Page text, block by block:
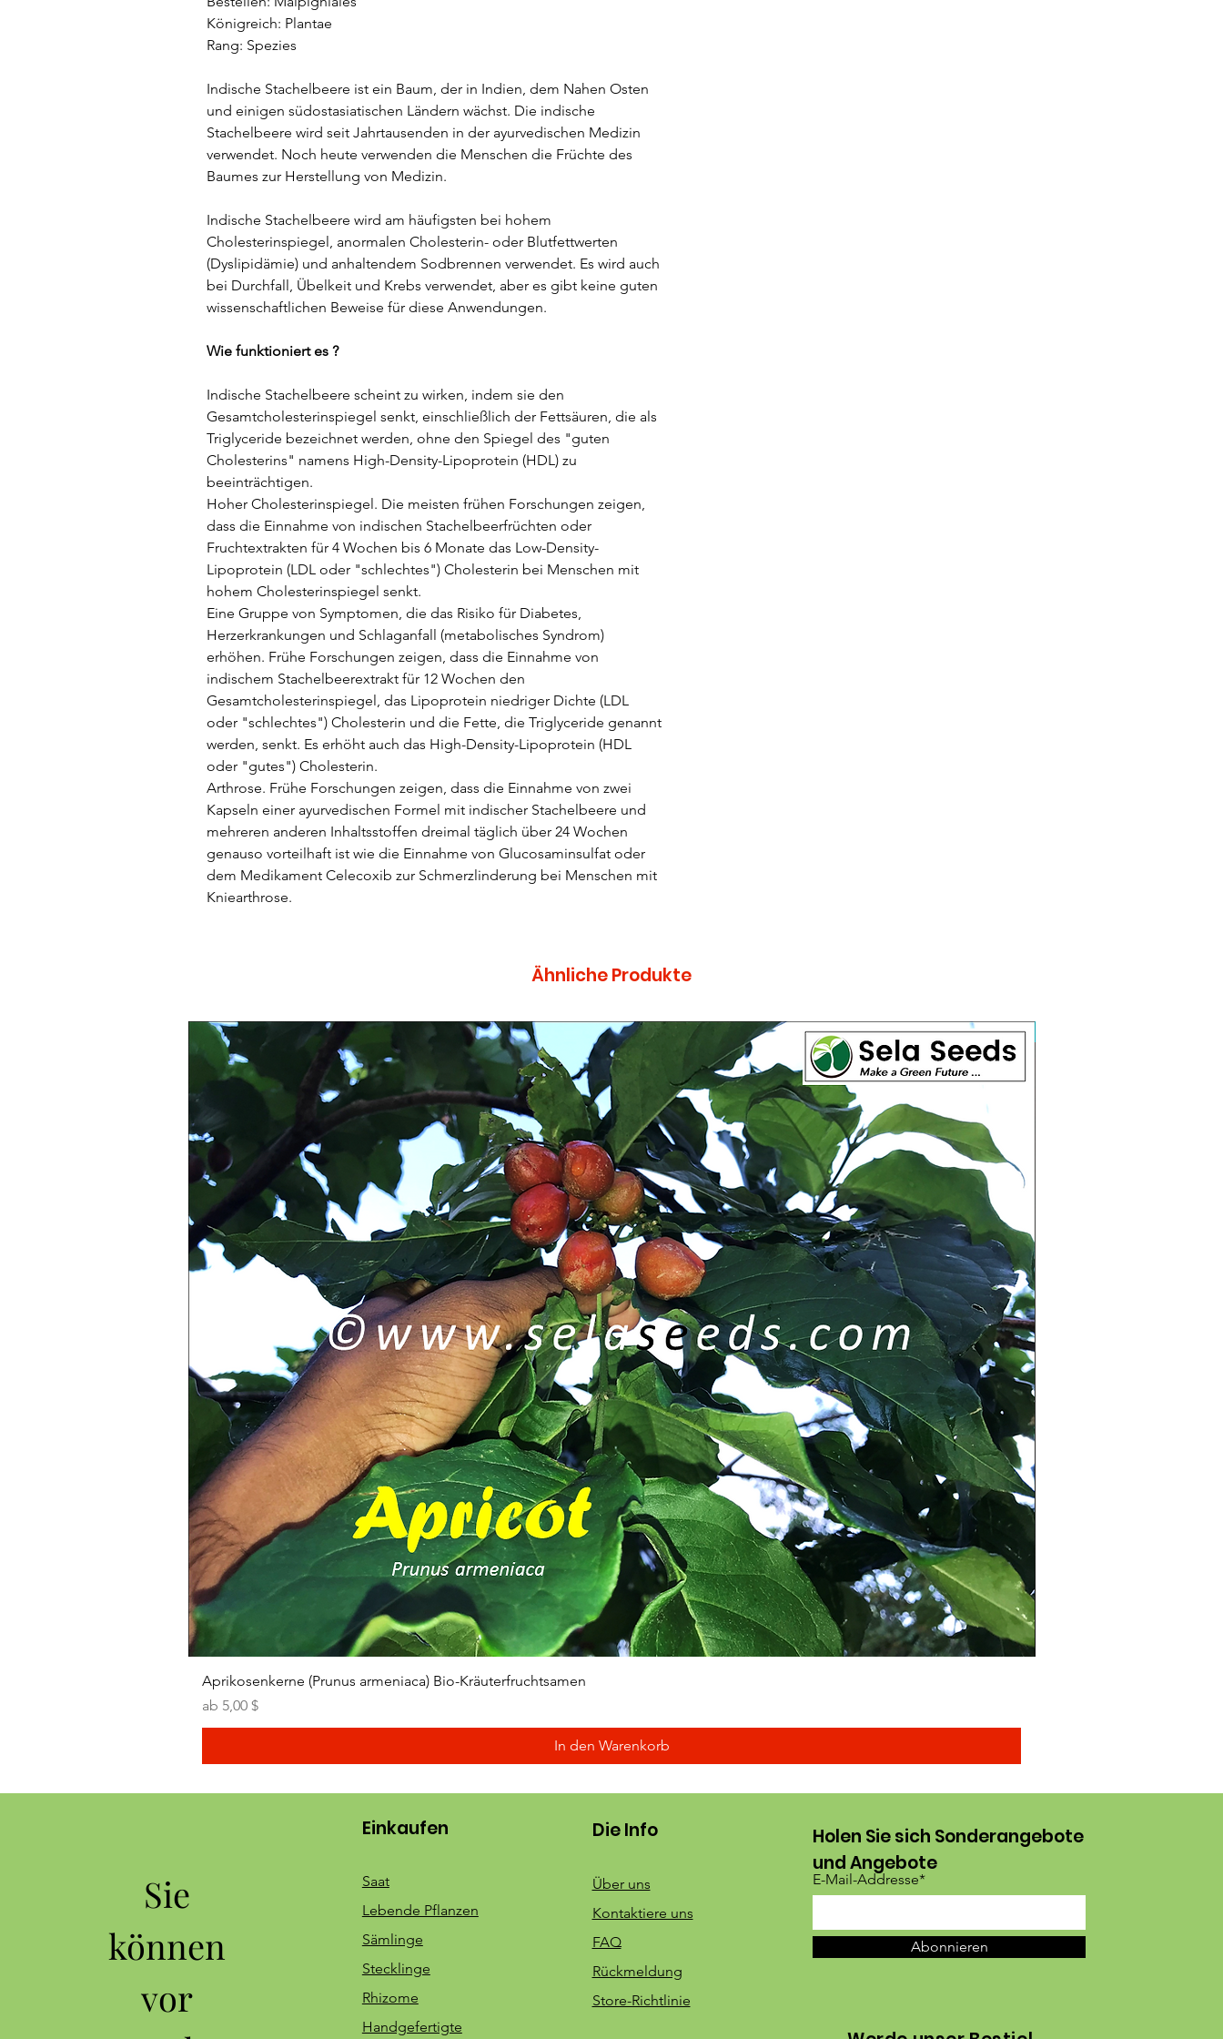
Königreich: Plantae
Rang: Spezies
Indische Stachelbeere ist ein Baum, der in Indien, dem Nahen Osten
und einigen südostasiatischen Ländern wächst. Die indische
Stachelbeere wird seit Jahrtausenden in der ayurvedischen Medizin
verwendet. Noch heute verwenden die Menschen die Früchte des
Baumes zur Herstellung von Medizin.
Indische Stachelbeere wird am häufigsten bei hohem
Cholesterinspiegel, anormalen Cholesterin- oder Blutfettwerten
(Dyslipidämie) und anhaltendem Sodbrennen verwendet. Es wird auch
bei Durchfall, Übelkeit und Krebs verwendet, aber es gibt keine guten
wissenschaftlichen Beweise für diese Anwendungen.
Wie funktioniert es ?
Indische Stachelbeere scheint zu wirken, indem sie den
Gesamtcholesterinspiegel senkt, einschließlich der Fettsäuren, die als
Triglyceride bezeichnet werden, ohne den Spiegel des "guten
Cholesterins" namens High-Density-Lipoprotein (HDL) zu
beeinträchtigen.
Hoher Cholesterinspiegel. Die meisten frühen Forschungen zeigen,
dass die Einnahme von indischen Stachelbeerfrüchten oder
Fruchtextrakten für 4 Wochen bis 6 Monate das Low-Density-
Lipoprotein (LDL oder "schlechtes") Cholesterin bei Menschen mit
hohem Cholesterinspiegel senkt.
Eine Gruppe von Symptomen, die das Risiko für Diabetes,
Herzerkrankungen und Schlaganfall (metabolisches Syndrom)
erhöhen. Frühe Forschungen zeigen, dass die Einnahme von
indischem Stachelbeerextrakt für 12 Wochen den
Gesamtcholesterinspiegel, das Lipoprotein niedriger Dichte (LDL
oder "schlechtes") Cholesterin und die Fette, die Triglyceride genannt
werden, senkt. Es erhöht auch das High-Density-Lipoprotein (HDL
oder "gutes") Cholesterin.
Arthrose. Frühe Forschungen zeigen, dass die Einnahme von zwei
Kapseln einer ayurvedischen Formel mit indischer Stachelbeere und
mehreren anderen Inhaltsstoffen dreimal täglich über 24 Wochen
genauso vorteilhaft ist wie die Einnahme von Glucosaminsulfat oder
dem Medikament Celecoxib zur Schmerzlinderung bei Menschen mit
Kniearthrose.
Ähnliche Produkte
Schnellansicht
Aprikosenkerne (Prunus armeniaca) Bio-Kräuterfruchtsamen
ab 5,00 $
Sale-Preis
In den Warenkorb
Sie
können
vor
Einkaufen
Saat
Lebende Pflanzen
Sämlinge
Stecklinge
Rhizome
Handgefertigte
Die Info
Über uns
Kontaktiere uns
FAQ
Rückmeldung
Store-Richtlinie
Holen Sie sich Sonderangebote
und Angebote
E-Mail-Addresse*
Abonnieren